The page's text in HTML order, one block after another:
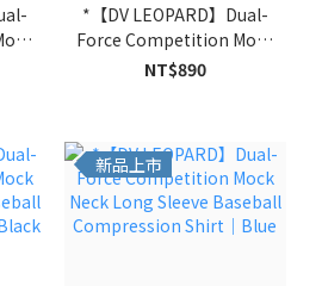
*【DV LEOPARD】Dual-
Force Competition Mock
Neck Half Sleeve Baseball
NT$890
新品上市